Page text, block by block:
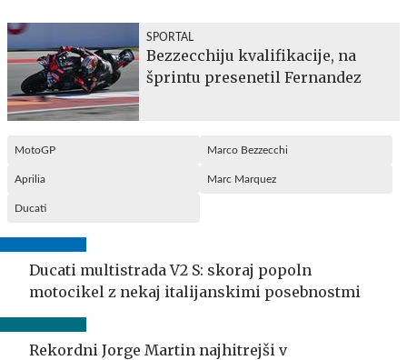
SPORTAL
Bezzecchiju kvalifikacije, na
šprintu presenetil Fernandez
MotoGP Marco Bezzecchi
Aprilia Marc Marquez
Ducati
Ducati multistrada V2 S: skoraj popoln
motocikel z nekaj italijanskimi posebnostmi
Rekordni Jorge Martin najhitrejši v